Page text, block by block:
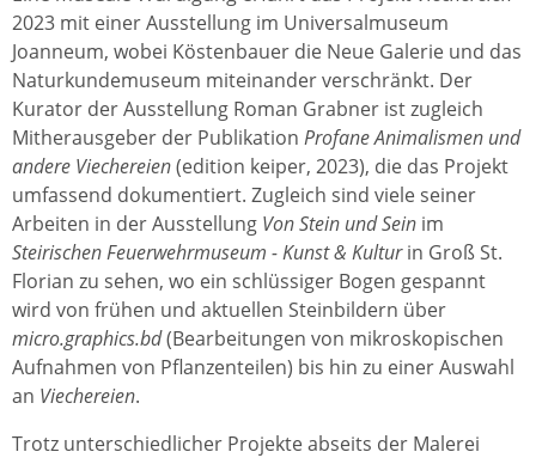
2023 mit einer Ausstellung im Universalmuseum
Joanneum, wobei Köstenbauer die Neue Galerie und das
Naturkundemuseum miteinander verschränkt. Der
Kurator der Ausstellung Roman Grabner ist zugleich
Mitherausgeber der Publikation Profane Animalismen und
andere Viechereien(edition keiper, 2023), die das Projekt
umfassend dokumentiert. Zugleich sind viele seiner
Arbeiten in der Ausstellung Von Stein und Sein im
Steirischen Feuerwehrmuseum - Kunst & Kulturin Groß St.
Florian zu sehen, wo ein schlüssiger Bogen gespannt
wird von frühen und aktuellen Steinbildern über
micro.graphics.bd(Bearbeitungen von mikroskopischen
Aufnahmen von Pflanzenteilen) bis hin zu einer Auswahl
an Viechereien.
Trotz unterschiedlicher Projekte abseits der Malerei